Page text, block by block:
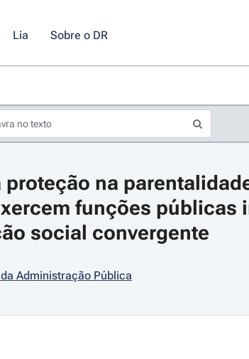
Lia Sobre o DR
proteção na
funções públicas
social convergente
Administração Pública